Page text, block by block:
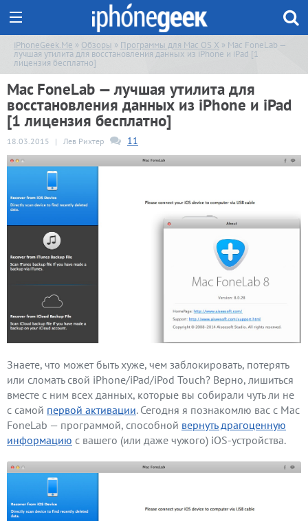
iPhoneGeek.Me » Обзоры » Программы для Mac OS X » Mac FoneLab —
лучшая утилита для восстановления данных из iPhone и iPad [1
лицензия бесплатно]
Mac FoneLab — лучшая утилита для
восстановления данных из iPhone и iPad
[1 лицензия бесплатно]
18.03.2015 | Лев Рихтер 11
Знаете, что может быть хуже, чем заблокировать, потерять
или сломать свой iPhone/iPad/iPod Touch? Верно, лишиться
вместе с ним всех данных, которые вы собирали чуть ли не
с самой первой активации. Сегодня я познакомлю вас с Mac
FoneLab — программой, способной вернуть драгоценную
информацию с вашего (или даже чужого) iOS-устройства.